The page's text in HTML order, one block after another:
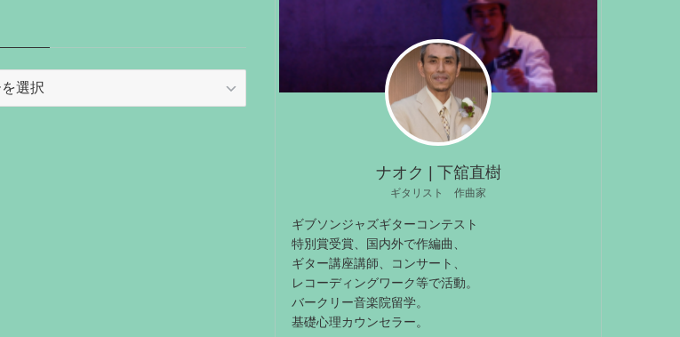
ナオク | 下舘直樹
ギタリスト 作曲家
ギブソンジャズギターコンテスト
特別賞受賞、国内外で作編曲、
ギター講座講師、コンサート、
レコーディングワーク等で活動。
バークリー音楽院留学。
基礎心理カウンセラー。